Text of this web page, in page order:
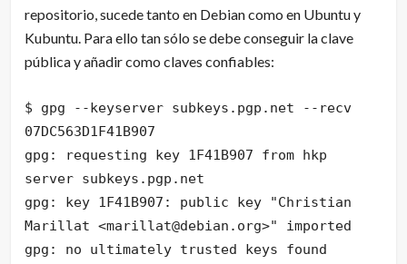
repositorio, sucede tanto en Debian como en Ubuntu y
Kubuntu. Para ello tan sólo se debe conseguir la clave
pública y añadir como claves confiables:
$ gpg --keyserver subkeys.pgp.net --recv
07DC563D1F41B907
gpg: requesting key 1F41B907 from hkp
server subkeys.pgp.net
gpg: key 1F41B907: public key "Christian
Marillat <marillat@debian.org>" imported
gpg: no ultimately trusted keys found